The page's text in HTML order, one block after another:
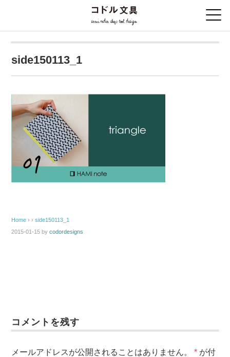
side150113_1
Home › ›side150113_1
2015-01-15 bycodordesigns
コメントを残す
メールアドレスが公開されることはありません。 * が付